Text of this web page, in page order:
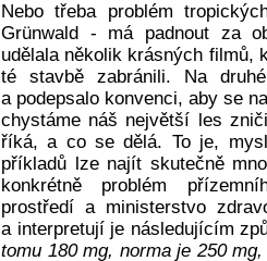
Nebo třeba problém
Grünwald - má padnout za
udělala několik krásných filmů,
té stavbě zabránili. Na
a podepsalo konvenci, aby se
chystáme náš největší les
říká, a co se dělá. To je,
příkladů lze najít skutečně
konkrétně problém
prostředí a ministerstvo
a interpretují je následujícím
tomu 180 mg, norma je 250